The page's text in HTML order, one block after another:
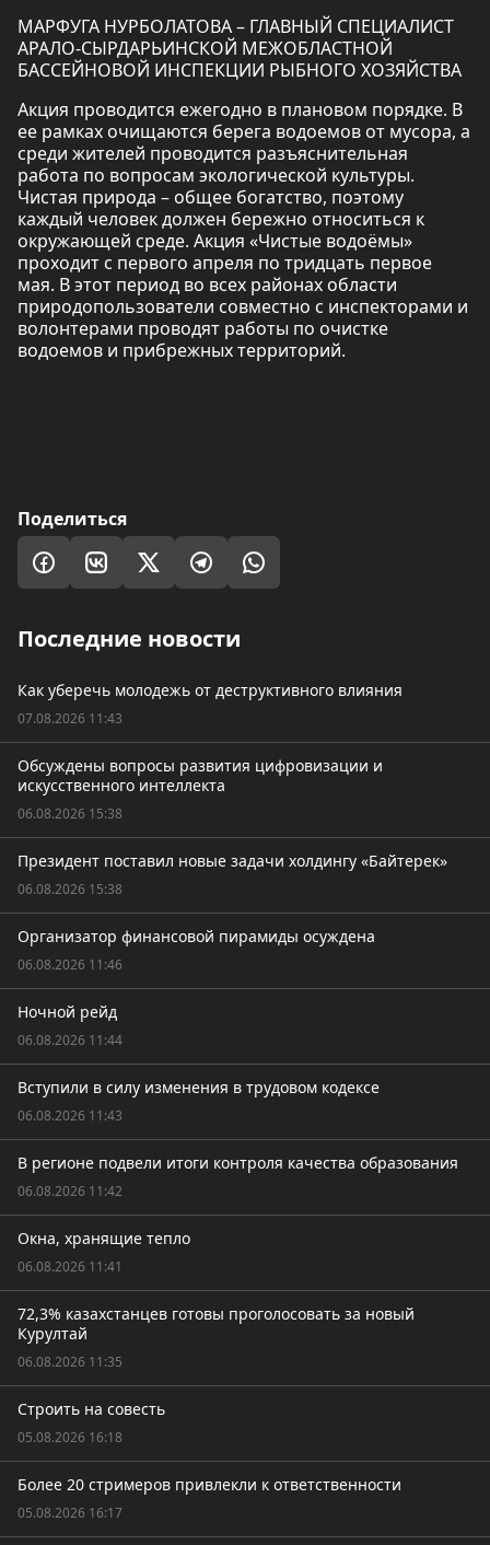
МАРФУГА НУРБОЛАТОВА – ГЛАВНЫЙ СПЕЦИАЛИСТ
АРАЛО-СЫРДАРЬИНСКОЙ МЕЖОБЛАСТНОЙ
БАССЕЙНОВОЙ ИНСПЕКЦИИ РЫБНОГО ХОЗЯЙСТВА
Акция проводится ежегодно в плановом порядке. В
ее рамках очищаются берега водоемов от мусора, а
среди жителей проводится разъяснительная
работа по вопросам экологической культуры.
Чистая природа – общее богатство, поэтому
каждый человек должен бережно относиться к
окружающей среде. Акция «Чистые водоёмы»
проходит с первого апреля по тридцать первое
мая. В этот период во всех районах области
природопользователи совместно с инспекторами и
волонтерами проводят работы по очистке
водоемов и прибрежных территорий.
Поделиться
Последние новости
Как уберечь молодежь от деструктивного влияния
07.08.2026 11:43
Обсуждены вопросы развития цифровизации и
искусственного интеллекта
06.08.2026 15:38
Президент поставил новые задачи холдингу «Байтерек»
06.08.2026 15:38
Организатор финансовой пирамиды осуждена
06.08.2026 11:46
Ночной рейд
06.08.2026 11:44
Вступили в силу изменения в трудовом кодексе
06.08.2026 11:43
В регионе подвели итоги контроля качества образования
06.08.2026 11:42
Окна, хранящие тепло
06.08.2026 11:41
72,3% казахстанцев готовы проголосовать за новый
Курултай
06.08.2026 11:35
Строить на совесть
05.08.2026 16:18
Более 20 стримеров привлекли к ответственности
05.08.2026 16:17